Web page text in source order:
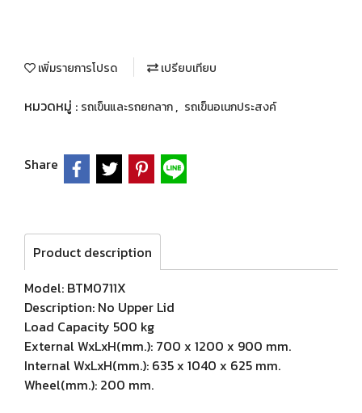
เพิ่มรายการโปรด เปรียบเทียบ
หมวดหมู่ : รถเข็นและรถยกลาก, รถเข็นอเนกประสงค์
Share
Product description
Model: BTM0711X
Description: No Upper Lid
Load Capacity 500 kg
External WxLxH(mm.): 700 x 1200 x 900 mm.
Internal WxLxH(mm.): 635 x 1040 x 625 mm.
Wheel(mm.): 200 mm.